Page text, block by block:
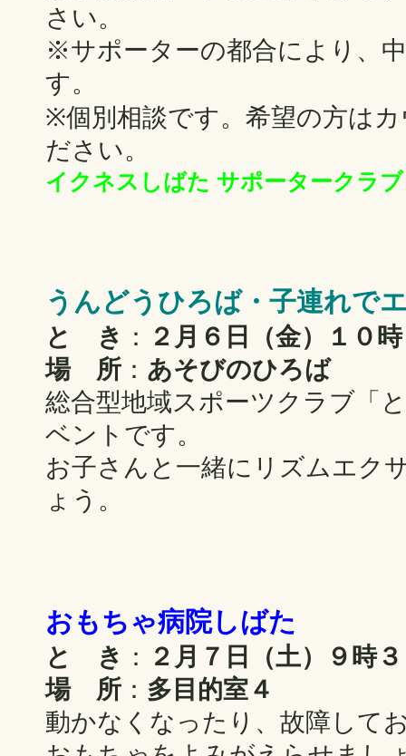
さい。
※サポーターの都合により、
す。
※個別相談です。希望の方は
ださい。
イクネスしばた サポータークラ
うんどうひろば・子連れで
と き ：
２月６日（金）１０
場 所 ： あそびのひろば
総合型地域スポーツクラブ「
ベントです。
お子さんと一緒にリズムエク
ょう。
おもちゃ病院しばた
と き ：
２月７日（土）９時
場 所 ： 多目的室４
動かなくなったり、故障して